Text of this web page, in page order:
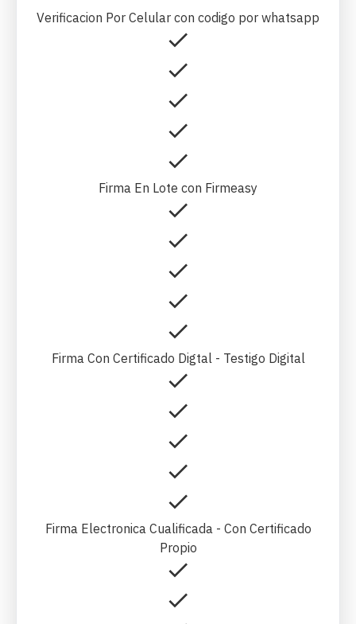
Verificacion Por Celular con codigo por whatsapp
Firma En Lote con Firmeasy
Firma Con Certificado Digtal - Testigo Digital
Firma Electronica Cualificada - Con Certificado
Propio